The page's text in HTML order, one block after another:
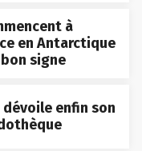
à
en Antarctique
signe
dévoile enfin son